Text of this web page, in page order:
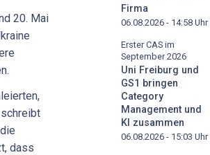
20. Mai
dass
Firma
06.08.2026 - 14:58 Uhr
Erster CAS im
September 2026
Uni Freiburg und
GS1 bringen
Category
Management und
KI zusammen
06.08.2026 - 15:03 Uhr